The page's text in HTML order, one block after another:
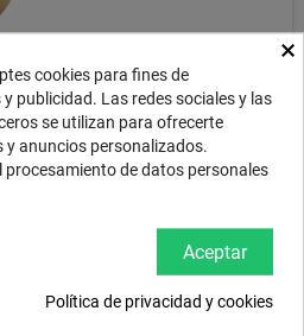
AAX O-Zone Splash
DETALLES
×
cookies para fines de
publicidad. Las redes sociales y las
se utilizan para ofrecerte
y anuncios personalizados.
procesamiento de datos personales
Aceptar
Política de privacidad y cookies